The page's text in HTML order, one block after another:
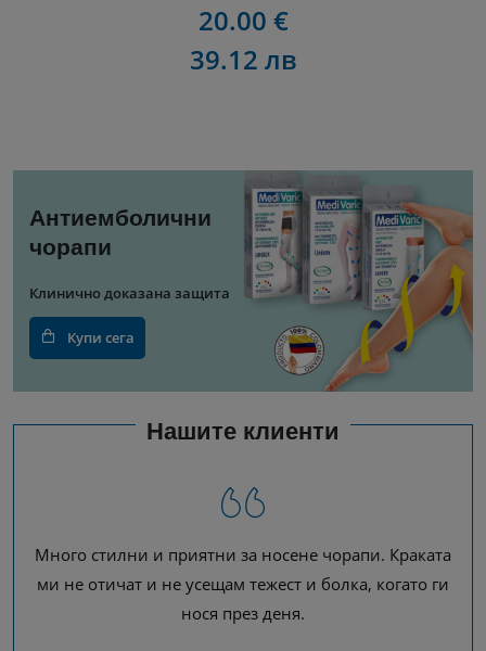
20.00 €
39.12 лв
Антиемболични
чорапи
Клинично доказана защита
Купи сега
Нашите клиенти
Много стилни и приятни за носене чорапи. Краката
ми не отичат и не усещам тежест и болка, когато ги
нося през деня.